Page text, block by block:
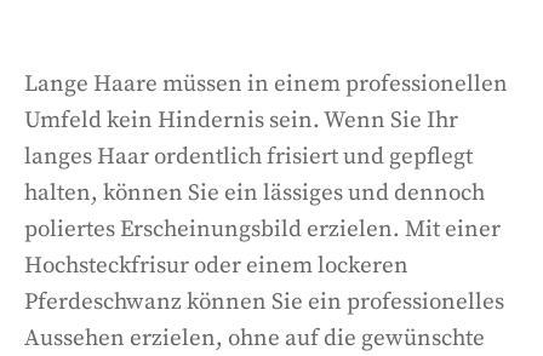
Lange Haare müssen in einem professionellen
Umfeld kein Hindernis sein. Wenn Sie Ihr
langes Haar ordentlich frisiert und gepflegt
halten, können Sie ein lässiges und dennoch
poliertes Erscheinungsbild erzielen. Mit einer
Hochsteckfrisur oder einem lockeren
Pferdeschwanz können Sie ein professionelles
Aussehen erzielen, ohne auf die gewünschte